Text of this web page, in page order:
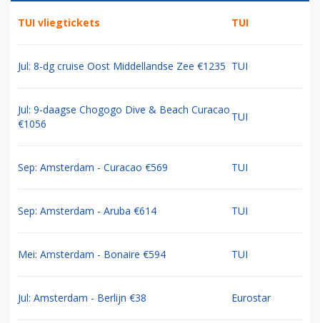
TUI vliegtickets TUI
Jul: 8-dg cruise Oost Middellandse Zee €1235 TUI
Jul: 9-daagse Chogogo Dive & Beach Curacao
€1056
TUI
Sep: Amsterdam - Curacao €569 TUI
Sep: Amsterdam - Aruba €614 TUI
Mei: Amsterdam - Bonaire €594 TUI
Jul: Amsterdam - Berlijn €38 Eurostar